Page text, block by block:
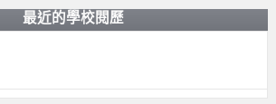
最近的學校閱歷